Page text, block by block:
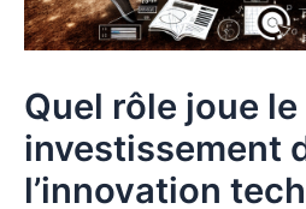
Quel rôle joue
investissement
l’innovation